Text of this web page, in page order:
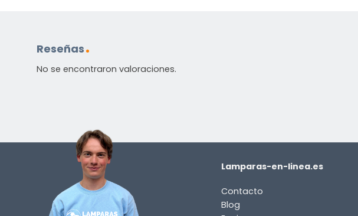
Reseñas
No se encontraron valoraciones.
Lamparas-en-linea.es
Contacto
Blog